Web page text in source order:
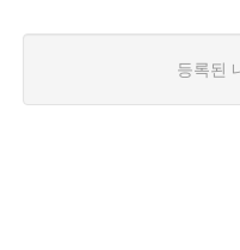
등록된